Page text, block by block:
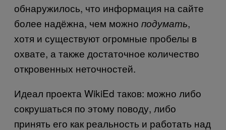
обнаружилось, что информация на сайте
более надёжна, чем можно подумать,
хотя и существуют огромные пробелы в
охвате, а также достаточное количество
откровенных неточностей.
Идеал проекта WikiEd таков: можно либо
сокрушаться по этому поводу, либо
принять его как реальность и работать над